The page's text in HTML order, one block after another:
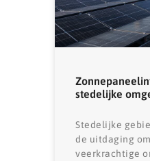
stedelijke
Stedelijke
de uitdaging
veerkrachtige